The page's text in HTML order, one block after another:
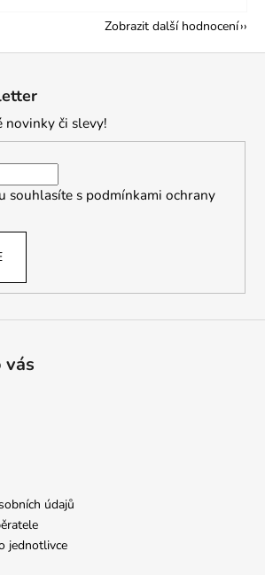
Zobrazit další hodnocení
novinky či slevy!
souhlasíte s podmínkami ochrany
vás
údajů
jednotlivce